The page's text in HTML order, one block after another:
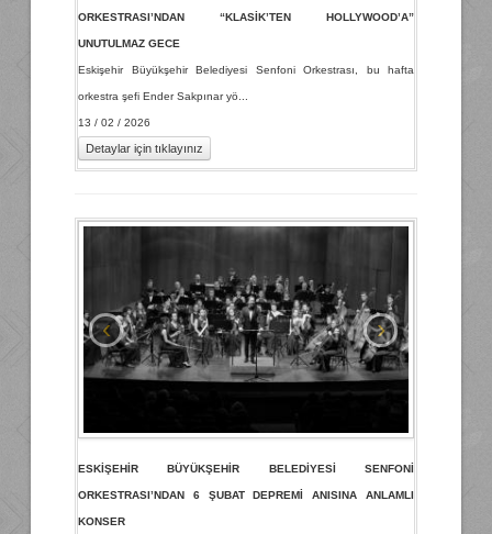
ORKESTRASI’NDAN “KLASİK’TEN HOLLYWOOD’A”
UNUTULMAZ GECE
Eskişehir Büyükşehir Belediyesi Senfoni Orkestrası, bu hafta
orkestra şefi Ender Sakpınar yö...
13 / 02 / 2026
Detaylar için tıklayınız
‹ ›
ESKİŞEHİR BÜYÜKŞEHİR BELEDİYESİ SENFONİ
ORKESTRASI’NDAN 6 ŞUBAT DEPREMİ ANISINA ANLAMLI
KONSER